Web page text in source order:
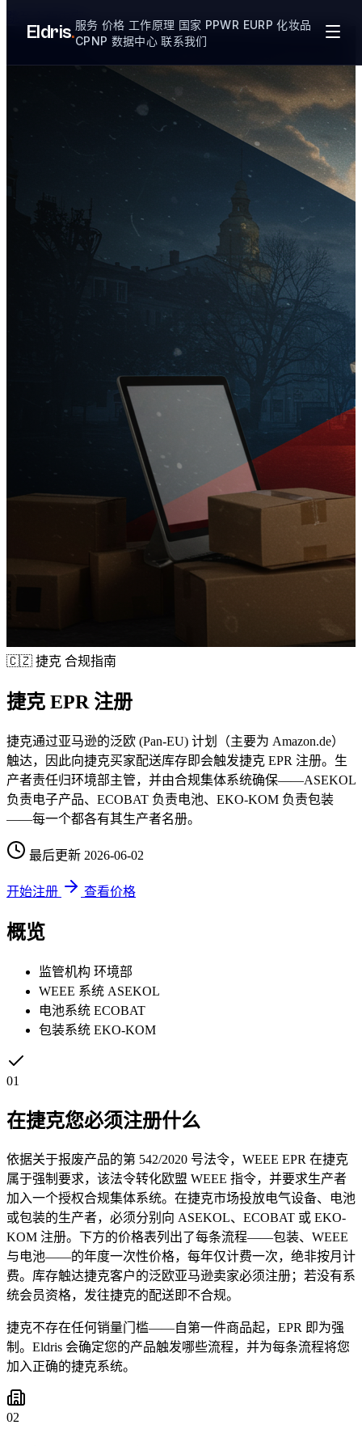
跳至主要内容
Eldris.服务 价格 工作原理 国家 PPWR EURP化妆品
CPNP 数据中心联系我们
🇨🇿 捷克 合规指南
捷克 EPR 注册
捷克通过亚马逊的泛欧 (Pan-EU) 计划（主要为 Amazon.de）
触达，因此向捷克买家配送库存即会触发捷克 EPR 注册。生
产者责任归环境部主管，并由合规集体系统确保——ASEKOL
负责电子产品、ECOBAT 负责电池、EKO-KOM 负责包装
——每一个都各有其生产者名册。
最后更新 2026-06-02
开始注册 查看价格
概览
监管机构 环境部
WEEE 系统 ASEKOL
电池系统 ECOBAT
包装系统 EKO-KOM
01
在捷克您必须注册什么
依据关于报废产品的第 542/2020 号法令，WEEE EPR 在捷克
属于强制要求，该法令转化欧盟 WEEE 指令，并要求生产者
加入一个授权合规集体系统。在捷克市场投放电气设备、电池
或包装的生产者，必须分别向 ASEKOL、ECOBAT 或 EKO-
KOM 注册。下方的价格表列出了每条流程——包装、WEEE
与电池——的年度一次性价格，每年仅计费一次，绝非按月计
费。库存触达捷克客户的泛欧亚马逊卖家必须注册；若没有系
统会员资格，发往捷克的配送即不合规。
捷克不存在任何销量门槛——自第一件商品起，EPR 即为强
制。Eldris 会确定您的产品触发哪些流程，并为每条流程将您
加入正确的捷克系统。
02